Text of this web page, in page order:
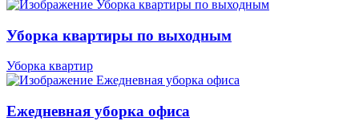
Уборка квартиры по выходным
Уборка квартир
Ежедневная уборка офиса